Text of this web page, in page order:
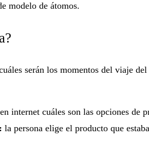
modelo de átomos.
serán los momentos del viaje
internet cuáles son las opciones de
la persona elige el producto que